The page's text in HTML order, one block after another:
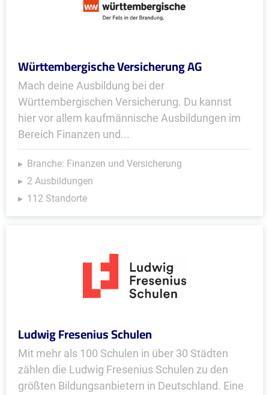
Württembergische Versicherung AG
Mach deine Ausbildung bei der
Württembergischen Versicherung. Du kannst
hier vor allem kaufmännische Ausbildungen im
Bereich Finanzen und...
Branche: Finanzen und Versicherung
2 Ausbildungen
112 Standorte
Ludwig Fresenius Schulen
Mit mehr als 100 Schulen in über 30 Städten
zählen die Ludwig Fresenius Schulen zu den
größten Bildungsanbietern in Deutschland. Eine